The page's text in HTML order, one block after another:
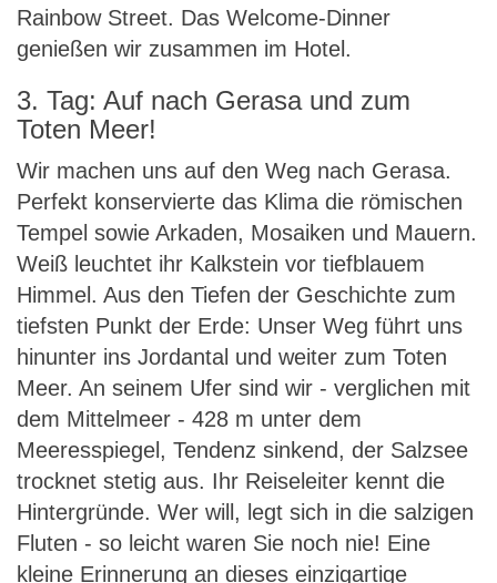
Rainbow Street. Das Welcome-Dinner
genießen wir zusammen im Hotel.
3. Tag: Auf nach Gerasa und zum
Toten Meer!
Wir machen uns auf den Weg nach Gerasa.
Perfekt konservierte das Klima die römischen
Tempel sowie Arkaden, Mosaiken und Mauern.
Weiß leuchtet ihr Kalkstein vor tiefblauem
Himmel. Aus den Tiefen der Geschichte zum
tiefsten Punkt der Erde: Unser Weg führt uns
hinunter ins Jordantal und weiter zum Toten
Meer. An seinem Ufer sind wir - verglichen mit
dem Mittelmeer - 428 m unter dem
Meeresspiegel, Tendenz sinkend, der Salzsee
trocknet stetig aus. Ihr Reiseleiter kennt die
Hintergründe. Wer will, legt sich in die salzigen
Fluten - so leicht waren Sie noch nie! Eine
kleine Erinnerung an dieses einzigartige